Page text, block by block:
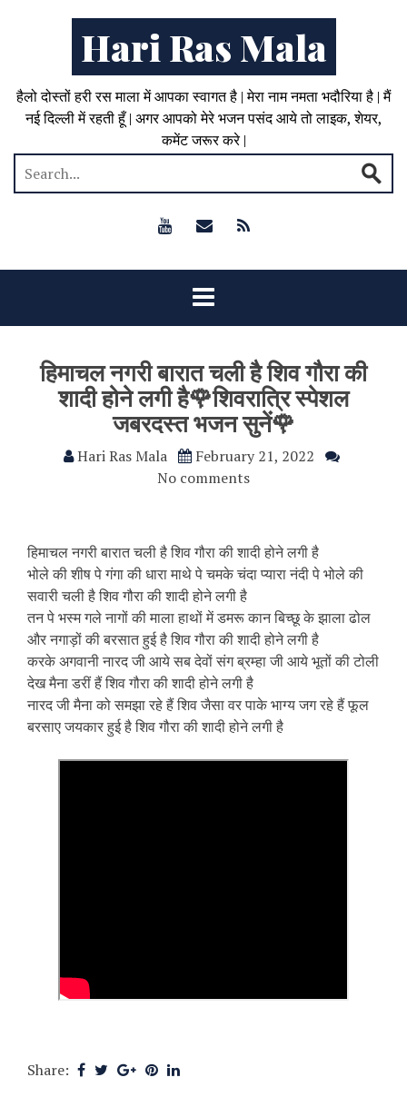
Hari Ras Mala
हैलो दोस्तों हरी रस माला में आपका स्वागत है | मेरा नाम नमता भदौरिया है | मैं
नई दिल्ली में रहती हूँ | अगर आपको मेरे भजन पसंद आये तो लाइक, शेयर,
कमेंट जरूर करे |
हिमाचल नगरी बारात चली है शिव गौरा की
शादी होने लगी है🌹शिवरात्रि स्पेशल
जबरदस्त भजन सुनें🌹
Hari Ras Mala
February 21, 2022
No comments
हिमाचल नगरी बारात चली है शिव गौरा की शादी होने लगी है
भोले की शीष पे गंगा की धारा माथे पे चमके चंदा प्यारा नंदी पे भोले की
सवारी चली है शिव गौरा की शादी होने लगी है
तन पे भस्म गले नागों की माला हाथों में डमरू कान बिच्छू के झाला ढोल
और नगाड़ों की बरसात हुई है शिव गौरा की शादी होने लगी है
करके अगवानी नारद जी आये सब देवों संग ब्रम्हा जी आये भूतों की टोली
देख मैना डरीं हैं शिव गौरा की शादी होने लगी है
नारद जी मैना को समझा रहे हैं शिव जैसा वर पाके भाग्य जग रहे हैं फूल
बरसाए जयकार हुई है शिव गौरा की शादी होने लगी है
Share: